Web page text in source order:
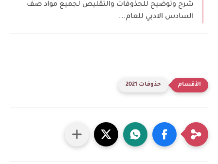
شرح وتوضيح للحذوفات والتقليص لجميع مواد صف
السادس الادبي للعام...
حذوفات 2021